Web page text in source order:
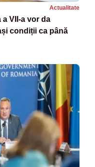
Actualitate
VII-a vor da
condiții ca până